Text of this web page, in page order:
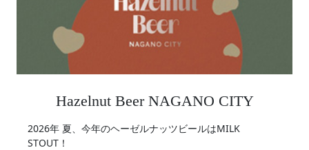
Hazelnut Beer NAGANO CITY
2026年 夏、今年のヘーゼルナッツビールはMILK
STOUT！